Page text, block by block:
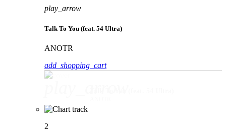
play_arrow
Talk To You (feat. 54 Ultra)
ANOTR
add_shopping_cart
2